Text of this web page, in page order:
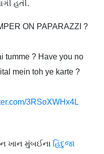
હતી.
ON PAPARAZZI ?
tumme ? Have you no
mein toh ye karte ?
3RSoXWHx4L
ખાન મુંબઈના હિંદુજા